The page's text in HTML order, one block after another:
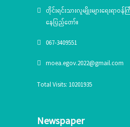
တိုင်းရင်းသားလူမျိုးများရေးရာဝန်
နေပြည်တော်။
067-3409551
moea.egov.2022@gmail.com
Total Visits: 10201935
Newspaper